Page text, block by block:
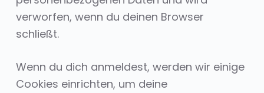
verworfen, wenn du deinen Browser
schließt.
Wenn du dich anmeldest, werden wir einige
Cookies einrichten, um deine